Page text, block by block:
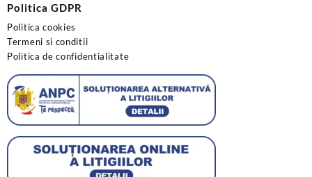
Politica GDPR
Politica cookies
Termeni si conditii
Politica de confidentialitate